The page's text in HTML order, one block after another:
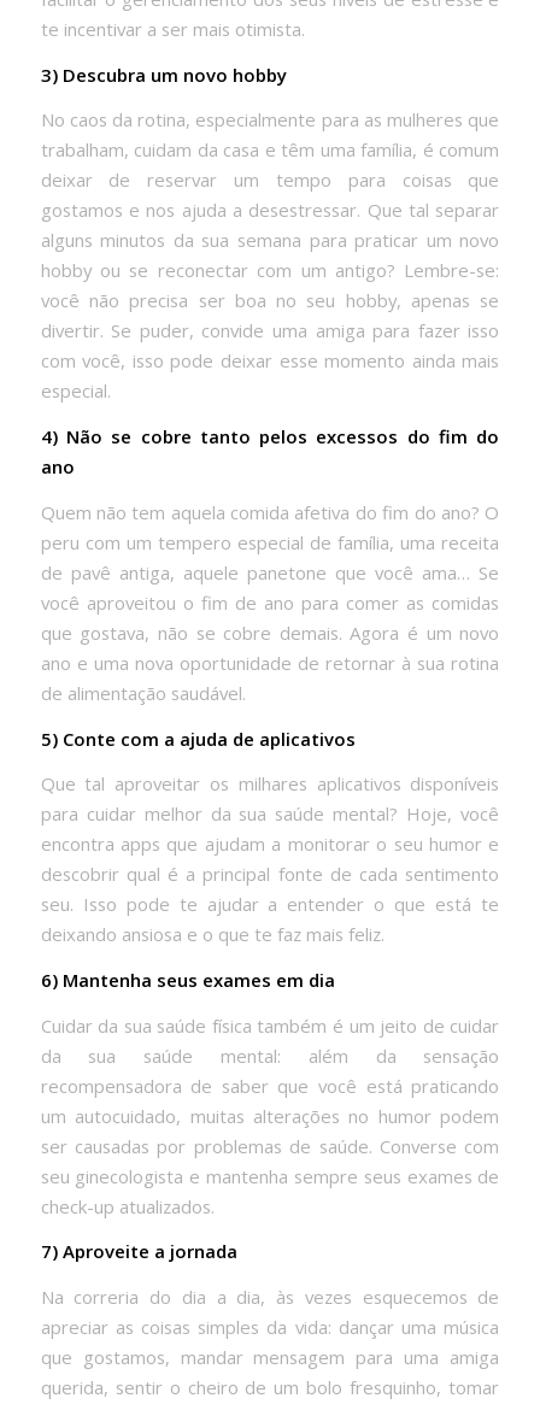
te incentivar a ser mais otimista.
3) Descubra um novo hobby
No caos da rotina, especialmente para as mulheres que
trabalham, cuidam da casa e têm uma família, é comum
deixar de reservar um tempo para coisas que
gostamos e nos ajuda a desestressar. Que tal separar
alguns minutos da sua semana para praticar um novo
hobby ou se reconectar com um antigo? Lembre-se:
você não precisa ser boa no seu hobby, apenas se
divertir. Se puder, convide uma amiga para fazer isso
com você, isso pode deixar esse momento ainda mais
especial.
4) Não se cobre tanto pelos excessos do fim do
ano
Quem não tem aquela comida afetiva do fim do ano? O
peru com um tempero especial de família, uma receita
de pavê antiga, aquele panetone que você ama… Se
você aproveitou o fim de ano para comer as comidas
que gostava, não se cobre demais. Agora é um novo
ano e uma nova oportunidade de retornar à sua rotina
de alimentação saudável.
5) Conte com a ajuda de aplicativos
Que tal aproveitar os milhares aplicativos disponíveis
para cuidar melhor da sua saúde mental? Hoje, você
encontra apps que ajudam a monitorar o seu humor e
descobrir qual é a principal fonte de cada sentimento
seu. Isso pode te ajudar a entender o que está te
deixando ansiosa e o que te faz mais feliz.
6) Mantenha seus exames em dia
Cuidar da sua saúde física também é um jeito de cuidar
da sua saúde mental: além da sensação
recompensadora de saber que você está praticando
um autocuidado, muitas alterações no humor podem
ser causadas por problemas de saúde. Converse com
seu ginecologista e mantenha sempre seus exames de
check-up atualizados.
7) Aproveite a jornada
Na correria do dia a dia, às vezes esquecemos de
apreciar as coisas simples da vida: dançar uma música
que gostamos, mandar mensagem para uma amiga
querida, sentir o cheiro de um bolo fresquinho, tomar